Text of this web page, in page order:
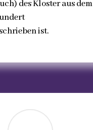
des Kloster aus dem
ist.